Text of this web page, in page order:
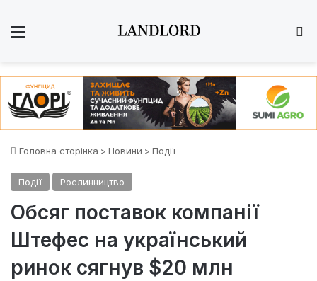
Головна сторінка > Новини > Події
Події Рослинництво
Обсяг поставок компанії
Штефес на український
ринок сягнув $20 млн